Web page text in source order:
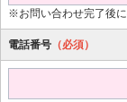
※お問い合わせ完了後に
電話番号 （必須）